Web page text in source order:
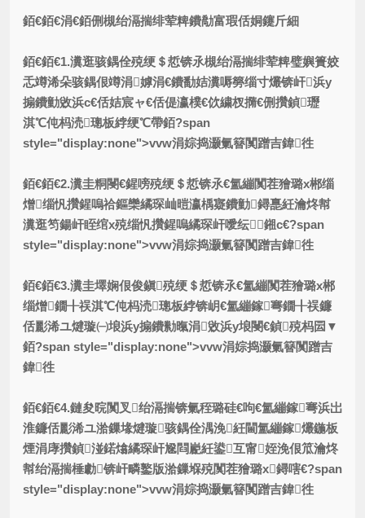
銆€銆€涓€銆侀槻绐滆揣绯荤粺鐨勪富瑕佸姛鑳斤細
銆€銆€1.瀵逛骇鍝佺殑绠＄悊锛氶槻绐滆揣绯荤粺璧嬩簣姣
忎竴浠朵骇鍝佷竴涓嫭涓€鐨勫姞瀵嗕簩缁寸爜锛屽浜у
搧鐨勭敓浜с€佸姞宸ャ€佸偍瀛樸€佽繍杈撱€侀攢鍞瓑
淇℃伅杩涜璁板綍绠℃帶銆?span
style="display:none">vvw涓婃捣灏氭簮闃蹭吉鍏徃
銆€銆€2.瀵圭粡閿€鍟嗙殑绠＄悊锛氶€氳繃闃茬獪璐х郴缁
熷缁忛攢鍟嗚祫鏂欒繘琛屾暟瀛楀寲鐨勭鐞嗭紝瀹炵幇
瀵逛笉鍚屽眰绾х殑缁忛攢鍟嗚繘琛屽噯纭鎺с€?span
style="display:none">vvw涓婃捣灏氭簮闃蹭吉鍏徃
銆€銆€3.瀵圭墿娴佷俊鎭殑绠＄悊锛氶€氳繃闃茬獪璐х郴
缁熷鐗╂祦淇℃伅杩涜璁板綍锛岄€氳繃鎵弿鐗╂祦鐮
佸彲浠ユ煡璇㈠埌浜у搧鐨勬暣涓敓浜у埌閿€鍞殑杩囩▼
銆?span style="display:none">vvw涓婃捣灏氭簮闃蹭吉
鍏徃
銆€銆€4.鏈夋晥闃叉绐滆揣锛氭秷璐硅€呴€氳繃鎵弿浜岀
淮鐮佸彲浠ユ湁鏁堟煡璇骇鍝佺湡浼紝閫氳繃鎵爜鍦板
煙涓庨攢鍞湴鍩熻繘琛屽尮閰嶏紝鍙互甯姪浼佷笟瀹炵
幇绐滆揣棰勮锛屽疄鐜版湁鏁堢殑闃茬獪璐х鐞嗐€?span
style="display:none">vvw涓婃捣灏氭簮闃蹭吉鍏徃